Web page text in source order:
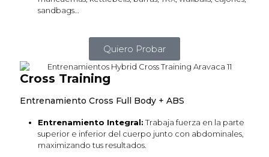
sandbags…
Quiero Probar
Cross Training
Entrenamiento Cross Full Body + ABS
Entrenamiento Integral:Trabaja fuerza en la parte
superior e inferior del cuerpo junto con abdominales,
maximizando tus resultados.